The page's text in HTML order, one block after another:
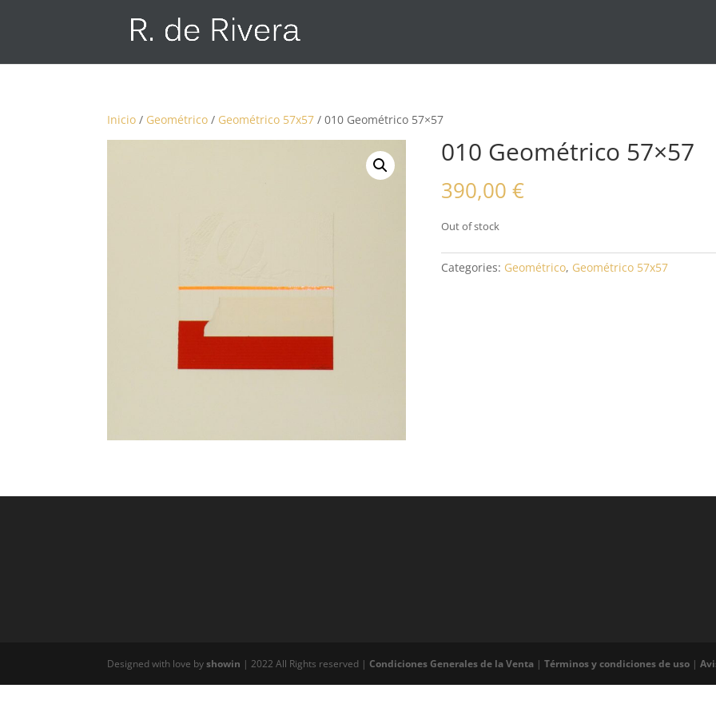
Inicio / Geométrico / Geométrico 57x57 / 010 Geométrico 57×57
010 Geométrico 57×57
390,00 €
Out of stock
Categories: Geométrico, Geométrico 57x57
Designed with love byshowin | 2022 All Rights reserved | Condiciones Generales de la Venta |Términos y condiciones de uso |